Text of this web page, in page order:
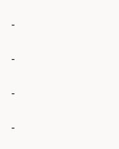
-
-
-
-